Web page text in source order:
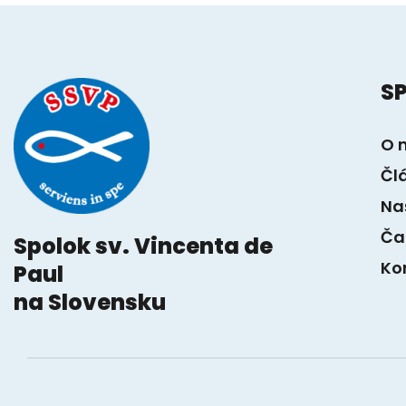
Spolok sv. Vincenta de
Paul
na Slovensku
O